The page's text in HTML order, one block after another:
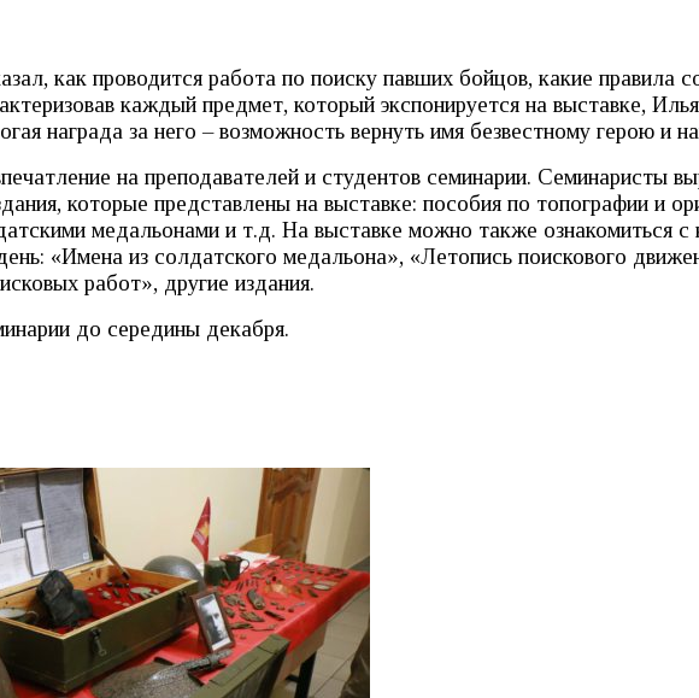
как проводится работа по поиску павших бойцов, какие правила
каждый предмет, который экспонируется на выставке,
награда за него – возможность вернуть имя безвестному герою и
на преподавателей и студентов семинарии. Семинаристы
которые представлены на выставке: пособия по топографии и
медальонами и т.д. На выставке можно также ознакомиться
«Имена из солдатского медальона», «Летопись поискового
работ», другие издания.
до середины декабря.